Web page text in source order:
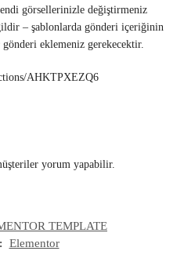
görsellerinizle değiştirmeniz
– şablonlarda gönderi içeriğinin
eklemeniz gerekecektir.
AHKTPXEZQ6
yorum yapabilir.
TEMPLATE
Elementor